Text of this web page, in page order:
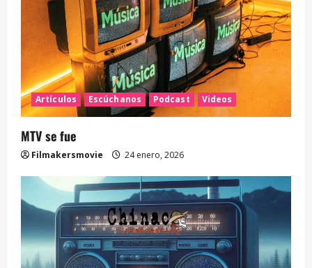
Artículos Escúchanos Podcast Videos
MTV se fue
Filmakersmovie 24 enero, 2026